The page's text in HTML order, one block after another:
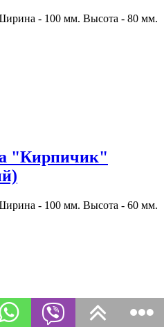
- 100 мм. Высота - 80 мм.
"Кирпичик"
- 100 мм. Высота - 60 мм.